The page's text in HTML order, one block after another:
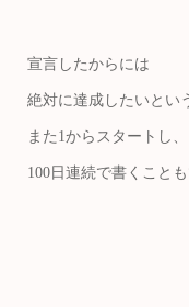
宣言したからには
絶対に達成したいとい
また1からスタートし、
100日連続で書くことも